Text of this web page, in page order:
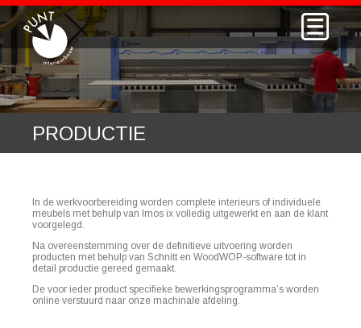
PRODUCTIE
In de werkvoorbereiding worden complete interieurs of individuele
meubels met behulp van Imos ix volledig uitgewerkt en aan de klant
voorgelegd.
Na overeenstemming over de definitieve uitvoering worden
producten met behulp van Schnitt en WoodWOP-software tot in
detail productie gereed gemaakt.
De voor ieder product specifieke bewerkingsprogramma’s worden
online verstuurd naar onze machinale afdeling.